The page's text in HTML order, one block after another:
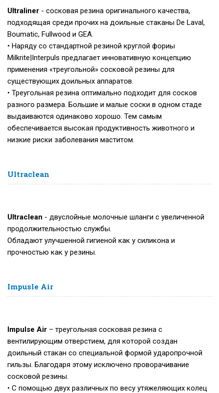
Ultraliner - сосковая резина оригинального качества,
подходящая среди прочих на доильные стаканы De Laval,
Boumatic, Fullwood и GEA.
• Наряду со стандартной резиной круглой фориы
Milkrite|Interpuls предлагает инновативную концепцию
применения «треугольной» сосковой резины для
существующих доильных аппаратов.
• Треугольная резина оптимально подходит для сосков
разного размера. Большие и малые соски в одном стаде
выдаиваются одинаково хорошо. Тем самым
обеспечивается высокая продуктивность животного и
низкие риски заболевания маститом.
Ultraclean
Ultraclean - двуслойные молочные шланги с увеличенной
продолжительностью службы.
Обладают улучшенной гигиеной как у силикона и
прочностью как у резины.
Impusle Air
Impulse Air – треугольная сосковая резина с
вентилирующим отверстием, для которой создан
доильный стакан со специальной формой ударопрочной
гильзы. Благодаря этому исключено проворачивание
сосковой резины.
• С помощью двух различных по весу утяжеляющих колец